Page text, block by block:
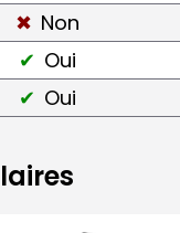
Non
Oui
Oui